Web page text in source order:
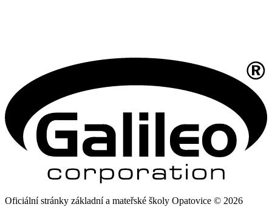
Oficiální stránky základní a mateřské školy Opatovice © 2026